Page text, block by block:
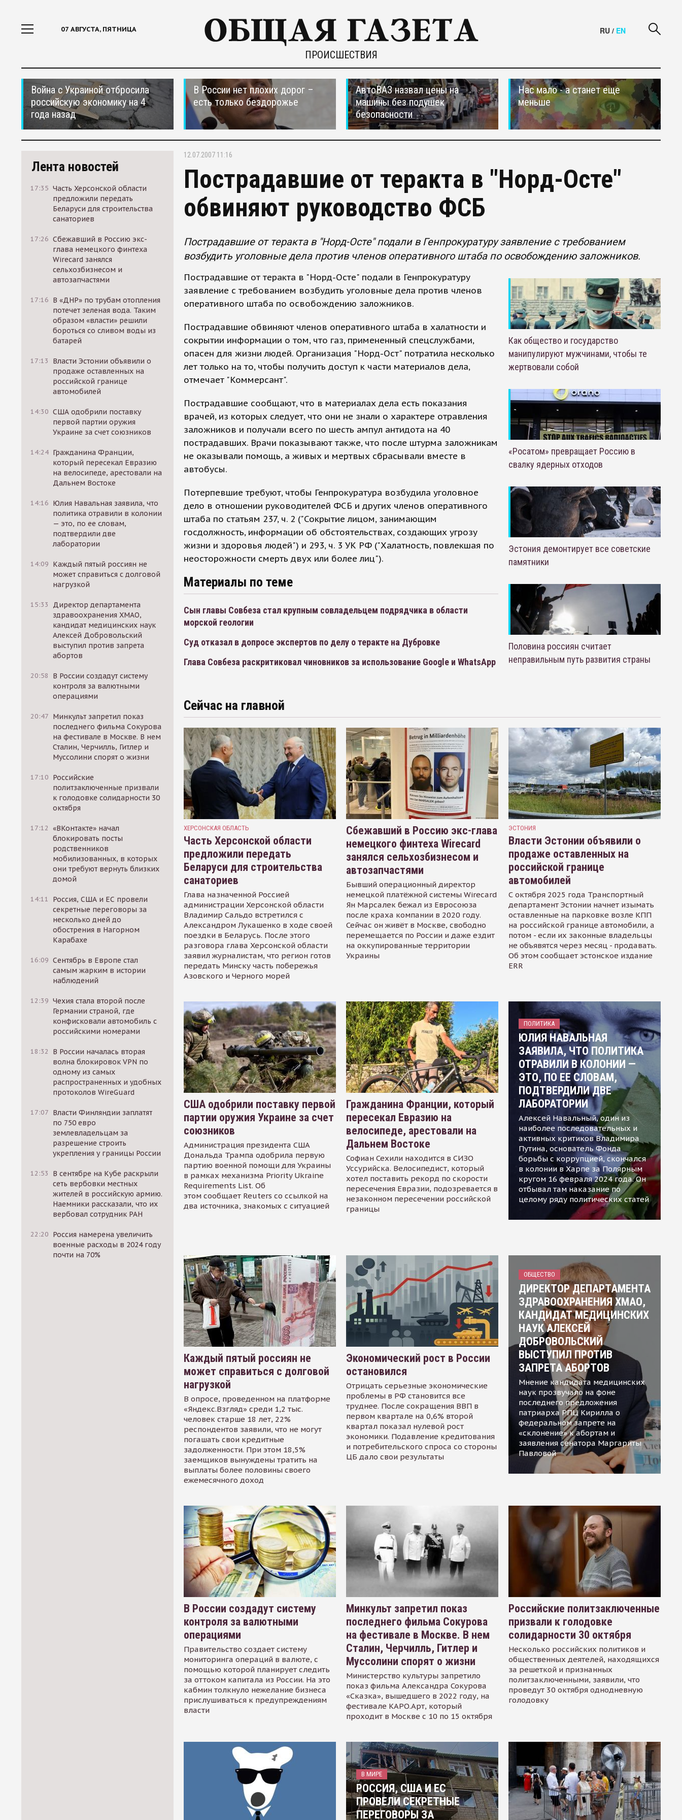
07 АВГУСТА, ПЯТНИЦА
ПРОИСШЕСТВИЯ
RU / EN
Война с Украиной отбросила
российскую экономику на 4
года назад
В России нет плохих дорог –
есть только бездорожье
АвтоВАЗ назвал цены на
машины без подушек
безопасности
Нас мало - а станет еще
меньше
Лента новостей
17:35 Часть Херсонской области
предложили передать
Беларуси для строительства
санаториев
17:26 Сбежавший в Россию экс-
глава немецкого финтеха
Wirecard занялся
сельхозбизнесом и
автозапчастями
17:16 В «ДНР» по трубам отопления
потечет зеленая вода. Таким
образом «власти» решили
бороться со сливом воды из
батарей
17:13
Власти Эстонии объявили о
продаже оставленных на
российской границе
автомобилей
14:30 США одобрили поставку
первой партии оружия
Украине за счет союзников
14:24 Гражданина Франции,
который пересекал Евразию
на велосипеде, арестовали на
Дальнем Востоке
14:16 Юлия Навальная заявила, что
политика отравили в колонии
— это, по ее словам,
подтвердили две
лаборатории
14:09 Каждый пятый россиян не
может справиться с долговой
нагрузкой
15:33
Директор департамента
здравоохранения ХМАО,
кандидат медицинских наук
Алексей Добровольский
выступил против запрета
абортов
20:58
В России создадут систему
контроля за валютными
операциями
20:47 Минкульт запретил показ
последнего фильма Сокурова
на фестивале в Москве. В нем
Сталин, Черчилль, Гитлер и
Муссолини спорят о жизни
17:10 Российские
политзаключенные призвали
к голодовке солидарности 30
октября
17:12 «ВКонтакте» начал
блокировать посты
родственников
мобилизованных, в которых
они требуют вернуть близких
домой
14:11
Россия, США и ЕС провели
секретные переговоры за
несколько дней до
обострения в Нагорном
Карабахе
16:09 Сентябрь в Европе стал
самым жарким в истории
наблюдений
12:39 Чехия стала второй после
Германии страной, где
конфисковали автомобиль с
российскими номерами
18:32
В России началась вторая
волна блокировок VPN по
одному из самых
распространенных и удобных
протоколов WireGuard
17:07 Власти Финляндии заплатят
по 750 евро
землевладельцам за
разрешение строить
укрепления у границы России
12:53
В сентябре на Кубе раскрыли
сеть вербовки местных
жителей в российскую армию.
Наемники рассказали, что их
вербовал сотрудник РАН
22:20 Россия намерена увеличить
военные расходы в 2024 году
почти на 70%
12.07.2007 11:16
Пострадавшие от теракта в "Норд-Осте"
обвиняют руководство ФСБ
Пострадавшие от теракта в "Норд-Осте" подали в Генпрокуратуру заявление с требованием
возбудить уголовные дела против членов оперативного штаба по освобождению заложников.
Пострадавшие от теракта в "Норд-Осте" подали в Генпрокуратуру
заявление с требованием возбудить уголовные дела против членов
оперативного штаба по освобождению заложников.
Пострадавшие обвиняют членов оперативного штаба в халатности и
сокрытии информации о том, что газ, примененный спецслужбами,
опасен для жизни людей. Организация "Норд-Ост" потратила несколько
лет только на то, чтобы получить доступ к части материалов дела,
отмечает "Коммерсант".
Пострадавшие сообщают, что в материалах дела есть показания
врачей, из которых следует, что они не знали о характере отравления
заложников и получали всего по шесть ампул антидота на 40
пострадавших. Врачи показывают также, что после штурма заложникам
не оказывали помощь, а живых и мертвых сбрасывали вместе в
автобусы.
Потерпевшие требуют, чтобы Генпрокуратура возбудила уголовное
дело в отношении руководителей ФСБ и других членов оперативного
штаба по статьям 237, ч. 2 ("Сокрытие лицом, занимающим
госдолжность, информации об обстоятельствах, создающих угрозу
жизни и здоровья людей") и 293, ч. 3 УК РФ ("Халатность, повлекшая по
неосторожности смерть двух или более лиц").
Материалы по теме
Сын главы Совбеза стал крупным совладельцем подрядчика в области
морской геологии
Суд отказал в допросе экспертов по делу о теракте на Дубровке
Глава Совбеза раскритиковал чиновников за использование Google и WhatsApp
Как общество и государство
манипулируют мужчинами, чтобы те
жертвовали собой
«Росатом» превращает Россию в
свалку ядерных отходов
Эстония демонтирует все советские
памятники
Половина россиян считает
неправильным путь развития страны
Сейчас на главной
ХЕРСОНСКАЯ ОБЛАСТЬ
Часть Херсонской области
предложили передать
Беларуси для строительства
санаториев
Глава назначенной Россией
администрации Херсонской области
Владимир Сальдо встретился с
Александром Лукашенко в ходе своей
поездки в Беларусь. После этого
разговора глава Херсонской области
заявил журналистам, что регион готов
передать Минску часть побережья
Азовского и Черного морей
Сбежавший в Россию экс-глава
немецкого финтеха Wirecard
занялся сельхозбизнесом и
автозапчастями
Бывший операционный директор
немецкой платёжной системы Wirecard
Ян Марсалек бежал из Евросоюза
после краха компании в 2020 году.
Сейчас он живёт в Москве, свободно
перемещается по России и даже ездит
на оккупированные территории
Украины
ЭСТОНИЯ
Власти Эстонии объявили о
продаже оставленных на
российской границе
автомобилей
С октября 2025 года Транспортный
департамент Эстонии начнет изымать
оставленные на парковке возле КПП
на российской границе автомобили, а
потом - если их законные владельцы
не объявятся через месяц - продавать.
Об этом сообщает эстонское издание
ERR
США одобрили поставку первой
партии оружия Украине за счет
союзников
Администрация президента США
Дональда Трампа одобрила первую
партию военной помощи для Украины
в рамках механизма Priority Ukraine
Requirements List. Об
этом сообщает Reuters со ссылкой на
два источника, знакомых с ситуацией
Гражданина Франции, который
пересекал Евразию на
велосипеде, арестовали на
Дальнем Востоке
Софиан Сехили находится в СИЗО
Уссурийска. Велосипедист, который
хотел поставить рекорд по скорости
пересечения Евразии, подозревается в
незаконном пересечении российской
границы
ПОЛИТИКА
ЮЛИЯ НАВАЛЬНАЯ
ЗАЯВИЛА, ЧТО ПОЛИТИКА
ОТРАВИЛИ В КОЛОНИИ —
ЭТО, ПО ЕЕ СЛОВАМ,
ПОДТВЕРДИЛИ ДВЕ
ЛАБОРАТОРИИ
Алексей Навальный, один из
наиболее последовательных и
активных критиков Владимира
Путина, основатель Фонда
борьбы с коррупцией, скончался
в колонии в Харпе за Полярным
кругом 16 февраля 2024 года. Он
отбывал там наказание по
целому ряду политических статей
Каждый пятый россиян не
может справиться с долговой
нагрузкой
В опросе, проведенном на платформе
«Яндекс.Взгляд» среди 1,2 тыс.
человек старше 18 лет, 22%
респондентов заявили, что не могут
погашать свои кредитные
задолженности. При этом 18,5%
заемщиков вынуждены тратить на
выплаты более половины своего
ежемесячного доход
Экономический рост в России
остановился
Отрицать серьезные экономические
проблемы в РФ становится все
труднее. После сокращения ВВП в
первом квартале на 0,6% второй
квартал показал нулевой рост
экономики. Подавление кредитования
и потребительского спроса со стороны
ЦБ дало свои результаты
ОБЩЕСТВО
ДИРЕКТОР ДЕПАРТАМЕНТА
ЗДРАВООХРАНЕНИЯ ХМАО,
КАНДИДАТ МЕДИЦИНСКИХ
НАУК АЛЕКСЕЙ
ДОБРОВОЛЬСКИЙ
ВЫСТУПИЛ ПРОТИВ
ЗАПРЕТА АБОРТОВ
Мнение кандидата медицинских
наук прозвучало на фоне
последнего предложения
патриарха РПЦ Кирилла о
федеральном запрете на
«склонение» к абортам и
заявления сенатора Маргариты
Павловой
В России создадут систему
контроля за валютными
операциями
Правительство создает систему
мониторинга операций в валюте, с
помощью которой планирует следить
за оттоком капитала из России. На это
кабмин толкнуло нежелание бизнеса
прислушиваться к предупреждениям
власти
Минкульт запретил показ
последнего фильма Сокурова
на фестивале в Москве. В нем
Сталин, Черчилль, Гитлер и
Муссолини спорят о жизни
Министерство культуры запретило
показ фильма Александра Сокурова
«Сказка», вышедшего в 2022 году, на
фестивале КАРО.Арт, который
проходит в Москве с 10 по 15 октября
Российские политзаключенные
призвали к голодовке
солидарности 30 октября
Несколько российских политиков и
общественных деятелей, находящихся
за решеткой и признанных
политзаключенными, заявили, что
проведут 30 октября однодневную
голодовку
В МИРЕ
РОССИЯ, США И ЕС
ПРОВЕЛИ СЕКРЕТНЫЕ
ПЕРЕГОВОРЫ ЗА